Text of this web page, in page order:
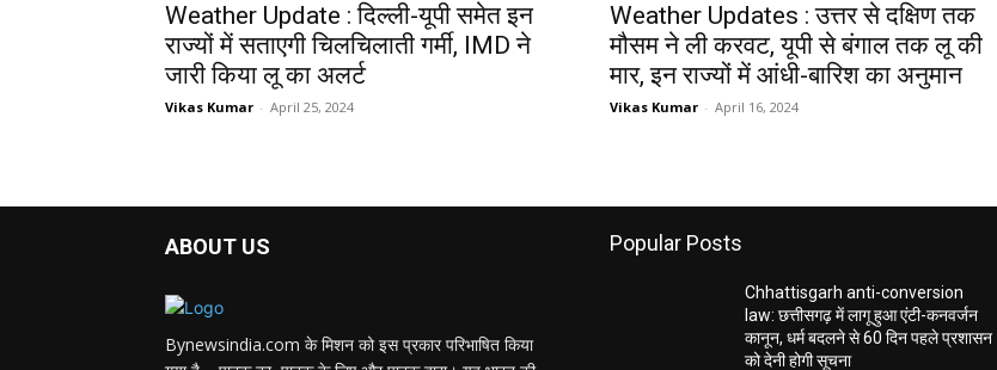
Weather Update : दिल्ली-यूपी समेत इन
राज्यों में सताएगी चिलचिलाती गर्मी, IMD ने
जारी किया लू का अलर्ट
Vikas Kumar - April 25, 2024
Weather Updates : उत्तर से दक्षिण तक
मौसम ने ली करवट, यूपी से बंगाल तक लू की
मार, इन राज्यों में आंधी-बारिश का अनुमान
Vikas Kumar - April 16, 2024
ABOUT US
Bynewsindia.com के मिशन को इस प्रकार परिभाषित किया
Popular Posts
Chhattisgarh anti-conversion
law: छत्तीसगढ़ में लागू हुआ एंटी-कनवर्जन
कानून, धर्म बदलने से 60 दिन पहले प्रशासन
को देनी होगी सूचना